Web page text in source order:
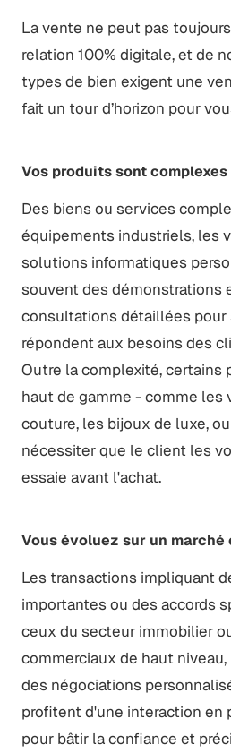
La vente ne peut pas
relation 100% digitale, et de
types de bien exigent une
fait un tour d’horizon pour
Vos produits sont complexes
Des biens ou services
équipements industriels, les
solutions informatiques
souvent des démonstrations
consultations détaillées pour
répondent aux besoins des
Outre la complexité, certains
haut de gamme - comme les
couture, les bijoux de luxe,
nécessiter que le client les
essaie avant l'achat.
Vous évoluez sur un
Les transactions impliquant
importantes ou des accords
ceux du secteur immobilier
commerciaux de haut
des négociations
profitent d'une interaction en
pour bâtir la confiance et